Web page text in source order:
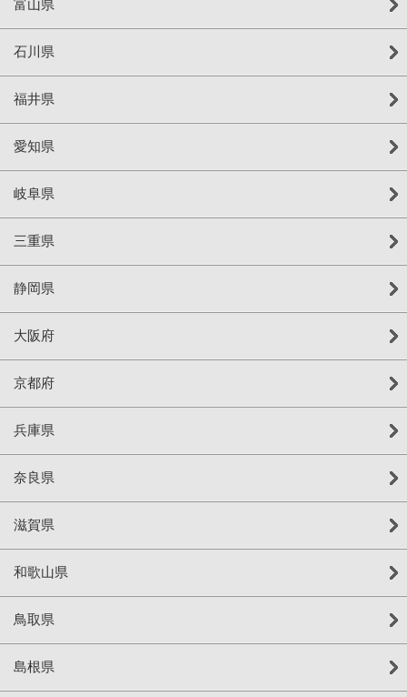
富山県
石川県
福井県
愛知県
岐阜県
三重県
静岡県
大阪府
京都府
兵庫県
奈良県
滋賀県
和歌山県
鳥取県
島根県